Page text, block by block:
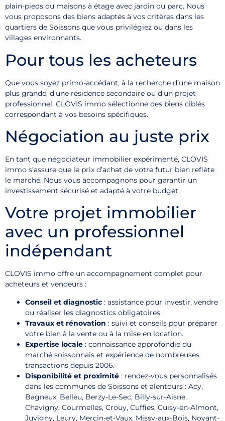
plain-pieds ou maisons à étage avec jardin ou parc. Nous
vous proposons des biens adaptés à vos critères dans les
quartiers de Soissons que vous privilégiez ou dans les
villages environnants.
Pour tous les acheteurs
Que vous soyez primo-accédant, à la recherche d’une maison
plus grande, d’une résidence secondaire ou d’un projet
professionnel, CLOVIS immo sélectionne des biens ciblés
correspondant à vos besoins spécifiques.
Négociation au juste prix
En tant que négociateur immobilier expérimenté, CLOVIS
immo s’assure que le prix d’achat de votre futur bien reflète
le marché. Nous vous accompagnons pour garantir un
investissement sécurisé et adapté à votre budget.
Votre projet immobilier
avec un professionnel
indépendant
CLOVIS immo offre un accompagnement complet pour
acheteurs et vendeurs :
Conseil et diagnostic : assistance pour investir, vendre
ou réaliser les diagnostics obligatoires.
Travaux et rénovation : suivi et conseils pour préparer
votre bien à la vente ou à la mise en location.
Expertise locale : connaissance approfondie du
marché soissonnais et expérience de nombreuses
transactions depuis 2006.
Disponibilité et proximité : rendez-vous personnalisés
dans les communes de Soissons et alentours : Acy,
Bagneux, Belleu, Berzy-Le-Sec, Billy-sur-Aisne,
Chavigny, Courmelles, Crouy, Cuffies, Cuisy-en-Almont,
Juvigny, Leury, Mercin-et-Vaux, Missy-aux-Bois, Noyant-